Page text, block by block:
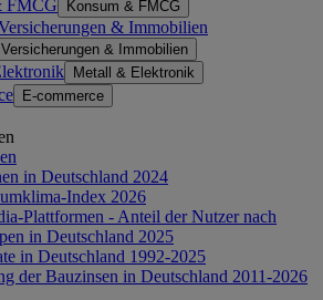
FMCG Konsum & FMCG
& Immobilien
& Immobilien
Metall & Elektronik
E-commerce
in Deutschland 2024
Index 2026
Plattformen - Anteil der Nutzer nach
in Deutschland 2025
in Deutschland 1992-2025
der Bauzinsen in Deutschland 2011-2026